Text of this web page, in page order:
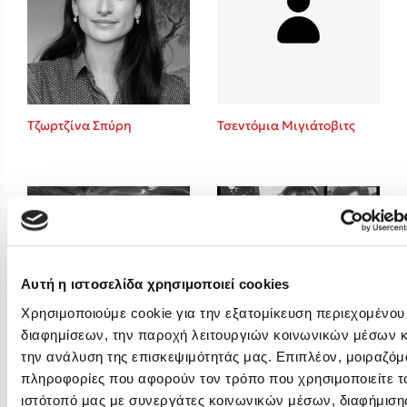
Αυτή η ιστοσελίδα χρησιμοποιεί cookies
Χρησιμοποιούμε cookie για την εξατομίκευση περιεχομένου
διαφημίσεων, την παροχή λειτουργιών κοινωνικών μέσων
την ανάλυση της επισκεψιμότητάς μας. Επιπλέον,
πληροφορίες που αφορούν τον τρόπο που χρησιμοποιείτε
ιστότοπό μας με συνεργάτες κοινωνικών μέσων,
Emily Henry
Ali Hazelwood
Cori Doerrfeld
Pierdomenico Baccalario
Δανάη Ιμπραχήμ
Τεστ: Ποιο αστυνομικό βιβλίο σου ταιριάζει για το καλοκαίρι;
3 βιβλία βασισμένα σε αληθινά γεγονότα!
Μια λέξη που συχνά νιώθεις αλλά την αγνοείς
Τι είναι η νευροποικιλότητα; Η Δρ. Δανάη Δεληγεώργη απαντά!
Συγχαρητήρια, Πέθανες! Μια ξενάγηση στον Άδη της ελληνικής
μυθολογίας
Εύκολη συνταγή για chicken BBQ pizza από τον Άκη Πετρετζίκη!
3 βιβλία που μπορείς να διαβάσεις σε μια μέρα!
Τζωρτζίνα Σπύρη Τσεντόμια Μιγιάτοβιτς
Φλώρα Παπαδοπούλου Φρέντυ Γερμανός